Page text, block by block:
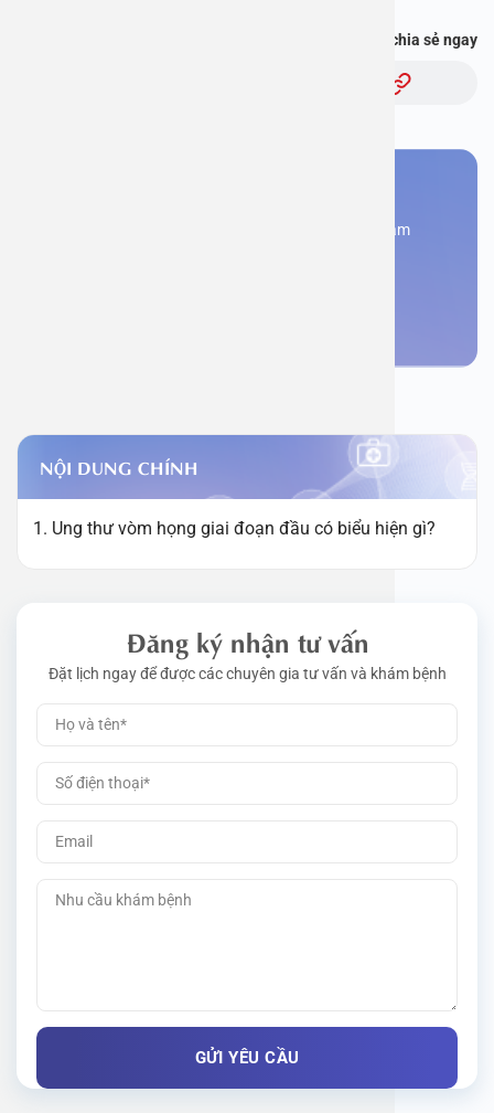
Bạn thấy thông tin này hữu ích, chia sẻ ngay
Đăng kí ngay để được các chuyên gia tư vấn và khám
NỘI DUNG CHÍNH
1. Ung thư vòm họng giai đoạn đầu có biểu hiện gì?
Đăng ký nhận tư vấn
Đặt lịch ngay để được các chuyên gia tư vấn và khám bệnh